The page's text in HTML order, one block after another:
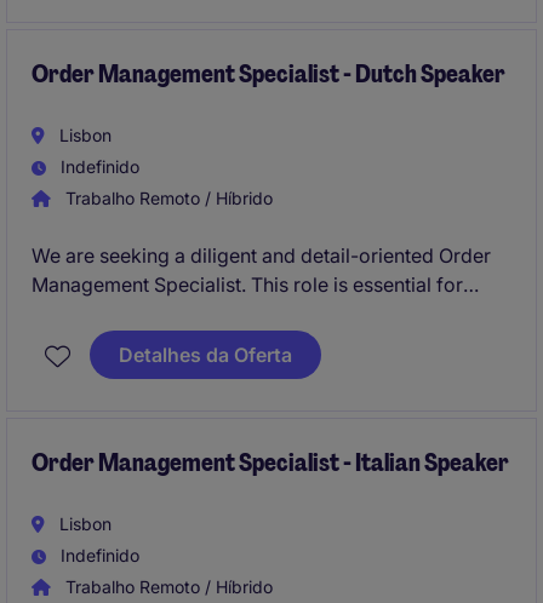
Order Management Specialist - Dutch Speaker
Lisbon
Indefinido
Trabalho Remoto / Híbrido
We are seeking a diligent and detail-oriented Order
Management Specialist. This role is essential for
within the critical Purchase Requisition (PR) to
Purchase Order (PO) workflow, ensuring a seamless
Detalhes da Oferta
Order Management Specialist - Italian Speaker
Lisbon
Indefinido
Trabalho Remoto / Híbrido